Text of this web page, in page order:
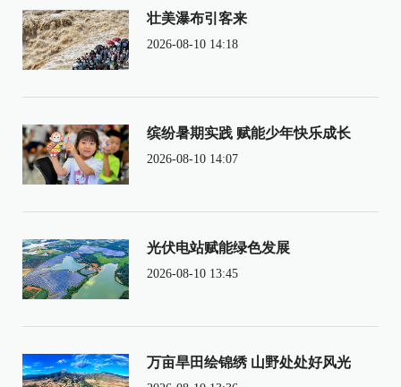
壮美瀑布引客来
2026-08-10 14:18
缤纷暑期实践 赋能少年快乐成长
2026-08-10 14:07
光伏电站赋能绿色发展
2026-08-10 13:45
万亩旱田绘锦绣 山野处处好风光